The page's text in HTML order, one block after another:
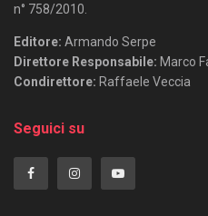
n° 758/2010.
Editore: Armando Serpe
Direttore Responsabile: Marco
Condirettore: Raffaele Veccia
Seguici su